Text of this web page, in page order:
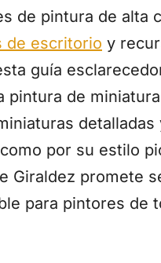
de pintura de alta
de escritorio y
guía
pintura de
detalladas
por su estilo
Giraldez promete
para pintores de